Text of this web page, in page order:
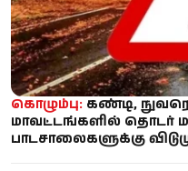
கொழும்பு: கண்டி,
மாவட்டங்களில் தொடர்
பாடசாலைகளுக்கு